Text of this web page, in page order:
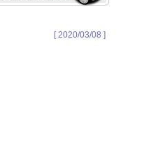
[ 2020/03/08 ]